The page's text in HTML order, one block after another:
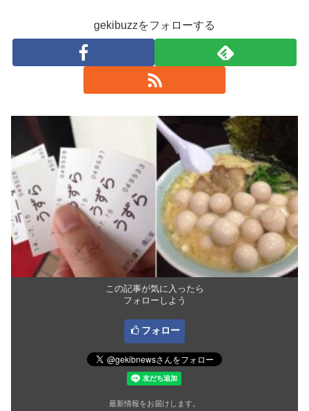
gekibuzzをフォローする
この記事が気に入ったら
フォローしよう
フォロー
最新情報をお届けします。